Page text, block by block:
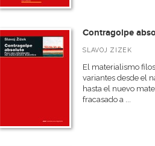
Contragolpe
SLAVOJ ZIZEK
El materialismo
variantes desde el
hasta el nuevo
fracasado a ...